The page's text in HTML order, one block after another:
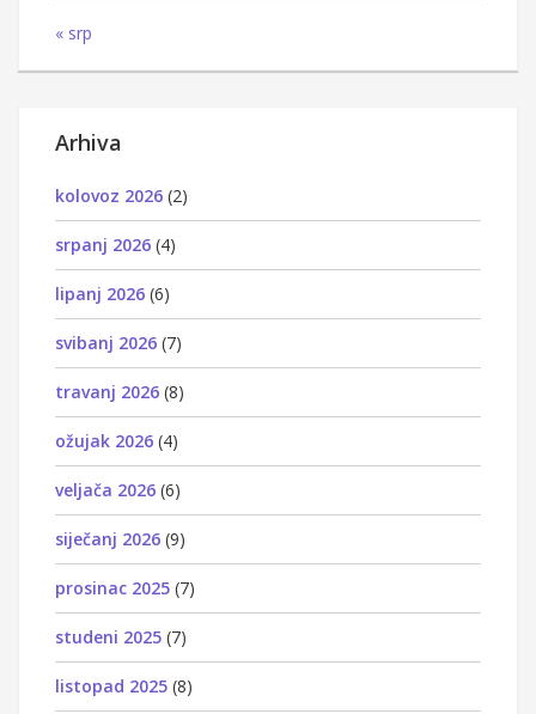
« srp
Arhiva
kolovoz 2026 (2)
srpanj 2026 (4)
lipanj 2026 (6)
svibanj 2026 (7)
travanj 2026 (8)
ožujak 2026 (4)
veljača 2026 (6)
siječanj 2026 (9)
prosinac 2025 (7)
studeni 2025 (7)
listopad 2025 (8)